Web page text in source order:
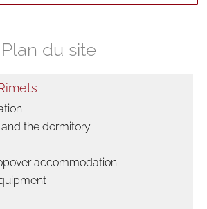
Plan du site
the dormitory
accommodation